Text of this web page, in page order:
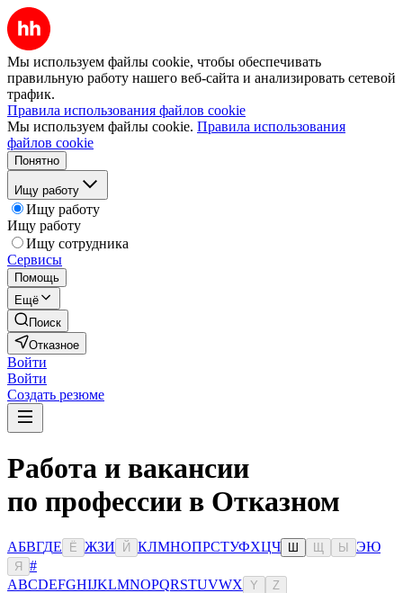
Мы используем файлы cookie, чтобы обеспечивать
правильную работу нашего веб-сайта и анализировать сетевой
трафик.
Правила использования файлов cookie
Мы используем файлы cookie. Правила использования
файлов cookie
Понятно
Ищу работу
Ищу работу
Ищу работу
Ищу сотрудника
Сервисы
Помощь
Ещё
Поиск
Отказное
Войти
Войти
Создать резюме
Работа и вакансии
по профессии в Отказном
АБВГДЕ Ё ЖЗИ Й КЛМНОПРСТУФХЦЧ Ы ЭЮ
Я
#
ABCDEFGHIJKLMNOPQRSTUVWX Y Z